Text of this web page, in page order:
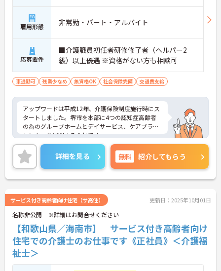
雇用形態 非常勤・パート・アルバイト
応募要件
■介護職員初任者研修修了者（ヘルパー2
級）以上優遇 ※資格がない方も相談可
車通勤可 残業少なめ 無資格OK 社会保険完備 交通費支給
アップワードは平成12年、介護保険制度施行時にス
タートしました。堺市を本部に4つの認知症高齢者
の為のグループホームとデイサービス、ケアプラン
センターを展開する会社です。
高齢者グループホームにおける入居者の介護業務全
般を行って頂きます。
ご興味をお持ちの方は是非お問い合わせくださいま
せ！
詳細を見る 無料 紹介してもらう
サービス付き高齢者向け住宅（サ高住） 更新日：2025年10月01日
名称非公開 ※詳細はお問合せください
【和歌山県／海南市】 サービス付き高齢者向け
住宅での介護士のお仕事です《正社員》＜介護福
祉士＞